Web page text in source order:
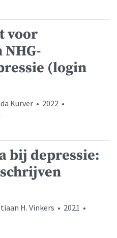
voor
(login
Kurver • 2022 •
bij depressie:
H. Vinkers • 2021 •